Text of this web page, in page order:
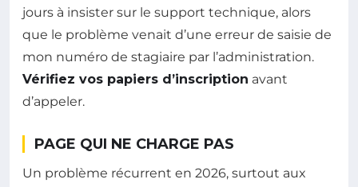
jours à insister sur le support technique, alors
que le problème venait d’une erreur de saisie de
mon numéro de stagiaire par l’administration.
Vérifiez vos papiers d’inscription avant
d’appeler.
PAGE QUI NE CHARGE PAS
Un problème récurrent en 2026, surtout aux